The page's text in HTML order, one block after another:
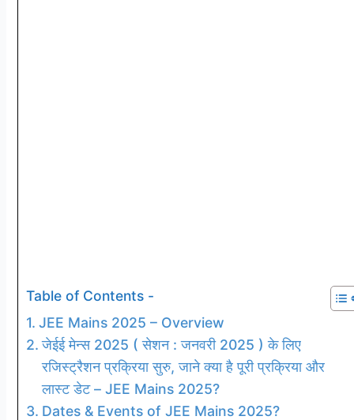
Table of Contents -
JEE Mains 2025 – Overview
जेईई मेन्स 2025 ( सेशन : जनवरी 2025 ) के लिए
रजिस्ट्रैशन प्रक्रिया सुरु, जाने क्या है पूरी प्रक्रिया और
लास्ट डेट – JEE Mains 2025?
Dates & Events of JEE Mains 2025?